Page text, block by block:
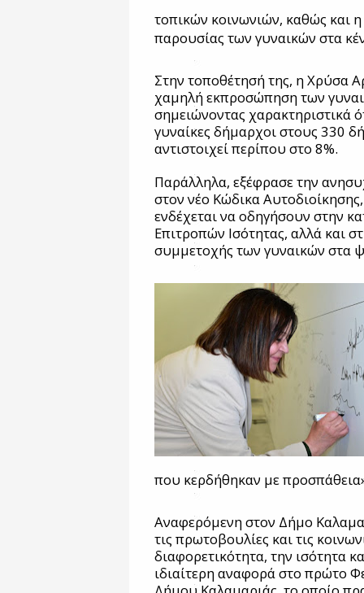
τοπικών κοινωνιών, καθώς και
παρουσίας των γυναικών στα
Στην τοποθέτησή της, η Χρύσα
χαμηλή εκπροσώπηση των
σημειώνοντας χαρακτηριστικά
γυναίκες δήμαρχοι στους 330
αντιστοιχεί περίπου στο 8%.
Παράλληλα, εξέφρασε την
στον νέο Κώδικα
ενδέχεται να οδηγήσουν στην
Επιτροπών Ισότητας, αλλά και
συμμετοχής των γυναικών στα
που κερδήθηκαν με
Αναφερόμενη στον Δήμο
τις πρωτοβουλίες και τις
διαφορετικότητα, την ισότητα
ιδιαίτερη αναφορά στο πρώτο